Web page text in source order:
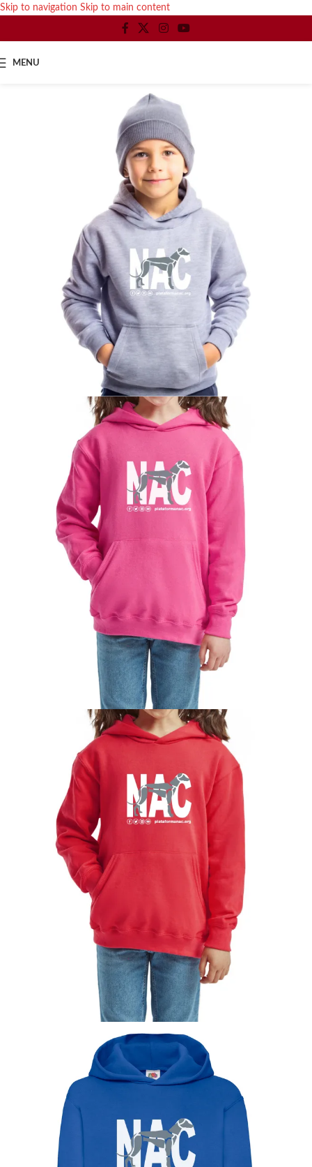
Skip to navigation Skip to main content
MENU